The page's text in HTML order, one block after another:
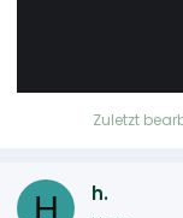
Zuletzt
H h.